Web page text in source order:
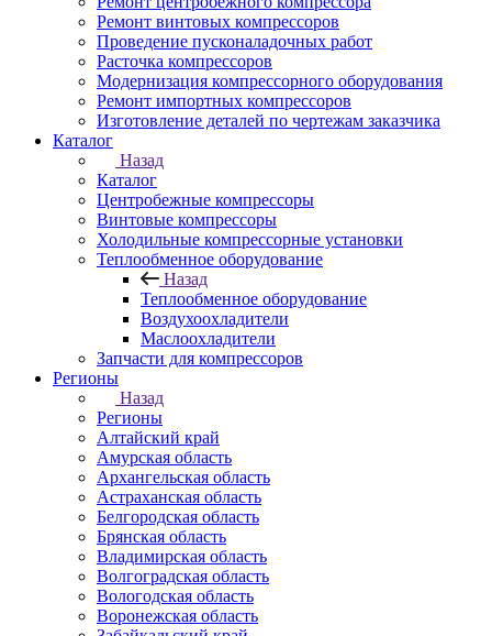
Ремонт винтовых компрессоров
Проведение пусконаладочных работ
Расточка компрессоров
Модернизация компрессорного оборудования
Ремонт импортных компрессоров
Изготовление деталей по чертежам заказчика
Каталог
Назад
Каталог
Центробежные компрессоры
Винтовые компрессоры
Холодильные компрессорные установки
Теплообменное оборудование
Назад
Теплообменное оборудование
Воздухоохладители
Маслоохладители
Запчасти для компрессоров
Регионы
Назад
Регионы
Алтайский край
Амурская область
Архангельская область
Астраханская область
Белгородская область
Брянская область
Владимирская область
Волгоградская область
Вологодская область
Воронежская область